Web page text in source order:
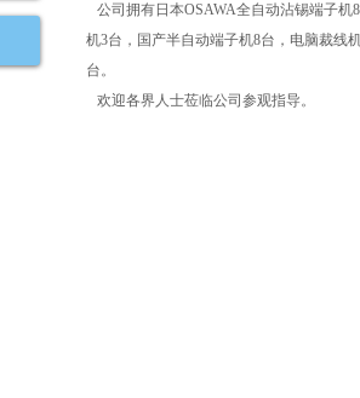
公司拥有日本OSAWA全自动沾锡端子
机3台，国产半自动端子机8台，电脑裁线
台。
欢迎各界人士莅临公司参观指导。